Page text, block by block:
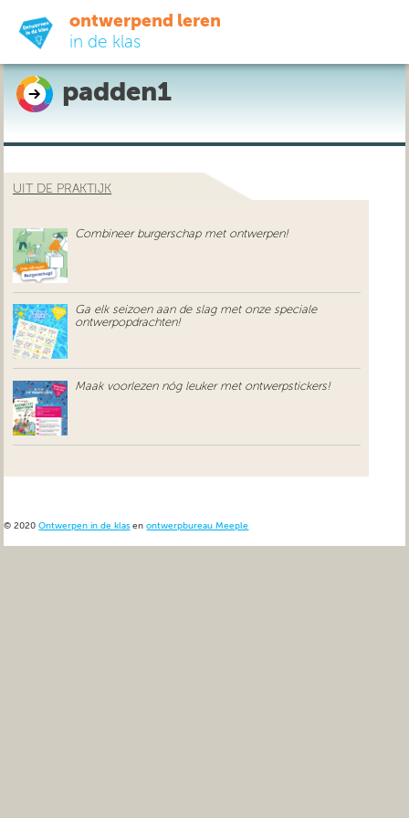
ontwerpend leren
in de klas
ready-to-go
do-it-yourself
uit de praktijk
over ons
padden1
UIT DE PRAKTIJK
Combineer burgerschap met ontwerpen!
Ga elk seizoen aan de slag met onze speciale
ontwerpopdrachten!
Maak voorlezen nóg leuker met ontwerpstickers!
© 2020Ontwerpen in de klas enontwerpbureau Meeple